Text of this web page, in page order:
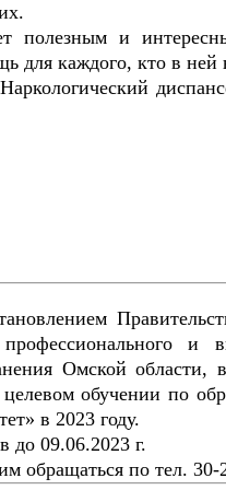
полезным и
для каждого, кто в ней
и
Омской области,
целевом обучении по
в 2023 году.
до 09.06.2023 г.
обращаться по тел. 30-